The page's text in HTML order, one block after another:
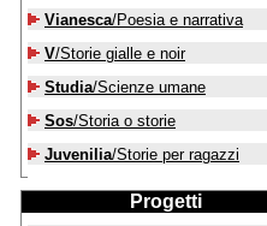
Vianesca/Poesia e narrativa
V/Storie gialle e noir
Studia/Scienze umane
Sos/Storia o storie
Juvenilia/Storie per ragazzi
Progetti